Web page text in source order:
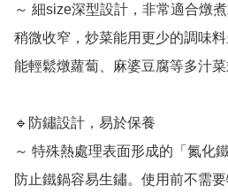
～ 細size深型設計，非常適合燉
稍微收窄，炒菜能用更少的調味
能輕鬆燉蘿蔔、麻婆豆腐等多汁菜
🔹防鏽設計，易於保養
～ 特殊熱處理表面形成的「氮化
防止鐵鍋容易生鏽。使用前不需